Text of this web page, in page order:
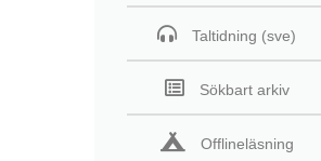
Taltidning (sve)
Sökbart arkiv
Offlineläsning